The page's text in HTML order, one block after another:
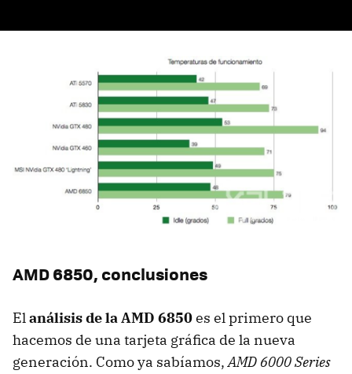
AMD6850, conclusiones
Elanálisis de laAMD 6850es el primero que
hacemos de una tarjeta gráfica de la nueva
generación. Como ya sabíamos,AMD6000 Series